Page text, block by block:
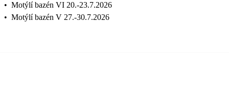
• Motýlí bazén VI 20.-23.7.2026
• Motýlí bazén V 27.-30.7.2026